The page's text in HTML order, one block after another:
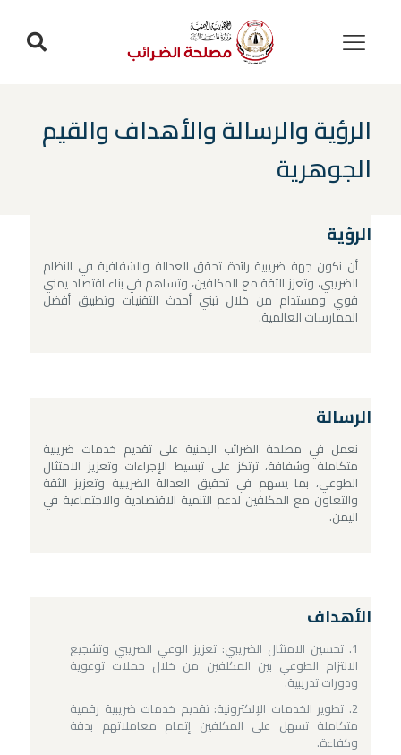
الرؤية والرسالة والأهداف والقيم
الجوهرية
الرؤية
أن نكون جهة ضريبية رائدة تحقق العدالة والشفافية في النظام
الضريبي، وتعزز الثقة مع المكلفين، وتساهم في بناء اقتصاد يمني
قوي ومستدام من خلال تبني أحدث التقنيات وتطبيق أفضل
الممارسات العالمية.
الرسالة
نعمل في مصلحة الضرائب اليمنية على تقديم خدمات ضريبية
متكاملة وشفافة، ترتكز على تبسيط الإجراءات وتعزيز الامتثال
الطوعي، بما يسهم في تحقيق العدالة الضريبية وتعزيز الثقة
والتعاون مع المكلفين لدعم التنمية الاقتصادية والاجتماعية في
اليمن.
الأهداف
تحسين الامتثال الضريبي: تعزيز الوعي الضريبي وتشجيع
الالتزام الطوعي بين المكلفين من خلال حملات توعوية
ودورات تدريبية.
تطوير الخدمات الإلكترونية: تقديم خدمات ضريبية رقمية
متكاملة تسهل على المكلفين إتمام معاملاتهم بدقة
وكفاءة.